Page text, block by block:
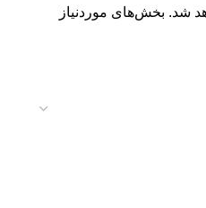
شد. بخش‌های موردنیاز